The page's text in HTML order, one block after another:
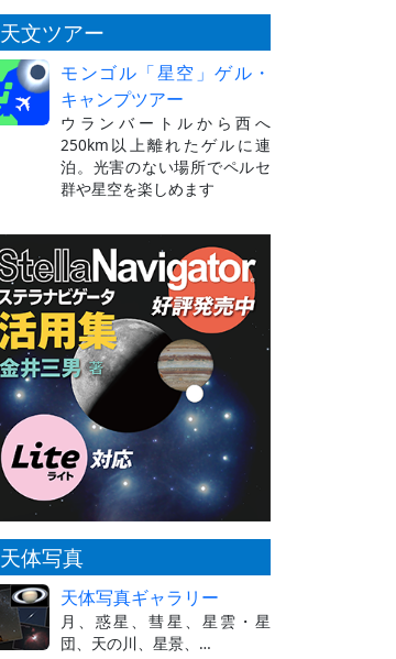
天文ツアー
モンゴル「星空」ゲル・
キャンプツアー
ウランバートルから西へ
250km以上離れたゲルに連
泊。光害のない場所でペルセ
群や星空を楽しめます
天体写真
天体写真ギャラリー
月、惑星、彗星、星雲・星
団、天の川、星景、…